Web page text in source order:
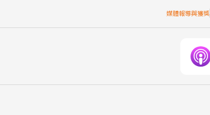
媒體報導與獲獎